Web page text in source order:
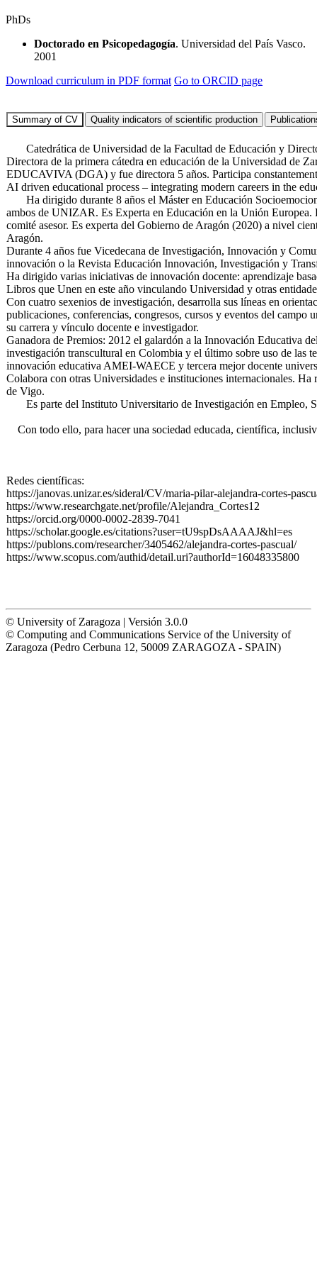
PhDs
Doctorado en Psicopedagogía. Universidad del País Vasco.
2001
Download curriculum in PDF format Go to ORCID page
Catedrática de Universidad de la Facultad de Educación y
Directora de la primera cátedra en educación de la Universidad de
EDUCAVIVA (DGA) y fue directora 5 años. Participa
AI driven educational process – integrating modern careers in the
Ha dirigido durante 8 años el Máster en Educación
ambos de UNIZAR. Es Experta en Educación en la Unión Europea.
comité asesor. Es experta del Gobierno de Aragón (2020) a nivel
Aragón.
Durante 4 años fue Vicedecana de Investigación, Innovación y
innovación o la Revista Educación Innovación, Investigación y
Ha dirigido varias iniciativas de innovación docente: aprendizaje
Libros que Unen en este año vinculando Universidad y otras
Con cuatro sexenios de investigación, desarrolla sus líneas en
publicaciones, conferencias, congresos, cursos y eventos del
su carrera y vínculo docente e investigador.
Ganadora de Premios: 2012 el galardón a la Innovación Educativa
investigación transcultural en Colombia y el último sobre uso de las
innovación educativa AMEI-WAECE y tercera mejor docente
Colabora con otras Universidades e instituciones internacionales.
de Vigo.
Es parte del Instituto Universitario de Investigación en Empleo,
Con todo ello, para hacer una sociedad educada, científica,
Redes científicas:
https://janovas.unizar.es/sideral/CV/maria-pilar-alejandra-cortes-
https://www.researchgate.net/profile/Alejandra_Cortes12
https://orcid.org/0000-0002-2839-7041
https://scholar.google.es/citations?user=tU9spDsAAAAJ&hl=es
https://publons.com/researcher/3405462/alejandra-cortes-pascual/
https://www.scopus.com/authid/detail.uri?authorId=16048335800
© University of Zaragoza | Versión 3.0.0
© Computing and Communications Service of the University of
Zaragoza (Pedro Cerbuna 12, 50009 ZARAGOZA - SPAIN)